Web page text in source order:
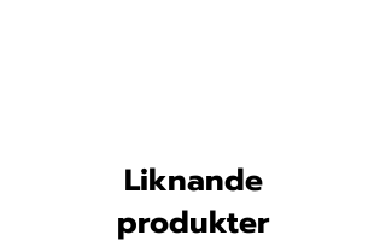
Liknande
produkter